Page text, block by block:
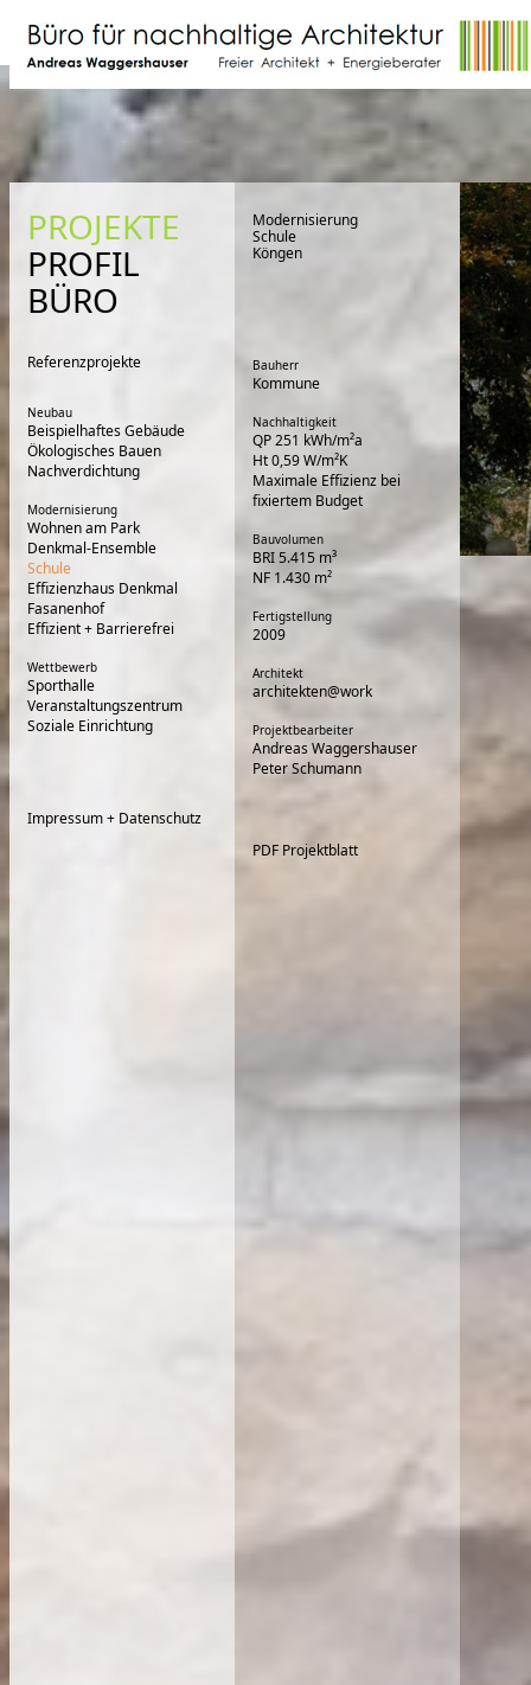
PROJEKTE
PROFIL
BÜRO
Referenzprojekte
Neubau
Beispielhaftes Gebäude
Ökologisches Bauen
Nachverdichtung
Modernisierung
Wohnen am Park
Denkmal-Ensemble
Schule
Effizienzhaus Denkmal
Fasanenhof
Effizient + Barrierefrei
Wettbewerb
Sporthalle
Veranstaltungszentrum
Soziale Einrichtung
Impressum + Datenschutz
Modernisierung
Schule
Köngen
Bauherr
Kommune
Nachhaltigkeit
QP 251 kWh/m²a
Ht 0,59 W/m²K
Maximale Effizienz bei
fixiertem Budget
Bauvolumen
BRI 5.415 m³
NF 1.430 m²
Fertigstellung
2009
Architekt
architekten@work
Projektbearbeiter
Andreas Waggershauser
Peter Schumann
PDF Projektblatt